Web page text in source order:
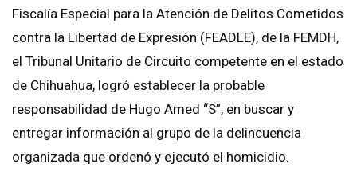
Fiscalía Especial para la Atención de Delitos Cometidos
contra la Libertad de Expresión (FEADLE), de la FEMDH,
el Tribunal Unitario de Circuito competente en el estado
de Chihuahua, logró establecer la probable
responsabilidad de Hugo Amed “S”, en buscar y
entregar información al grupo de la delincuencia
organizada que ordenó y ejecutó el homicidio.